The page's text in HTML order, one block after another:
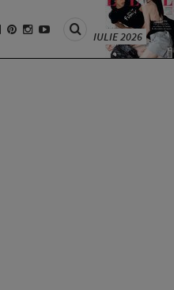
IULIE 2026